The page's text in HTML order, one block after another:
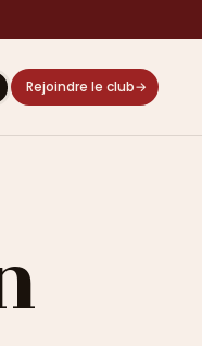
Rejoindre le club→